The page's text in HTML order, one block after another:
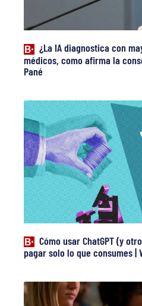
¿La IA diagnostica con
médicos, como afirma la
Pané
Cómo usar ChatGPT (y
pagar solo lo que consumes |